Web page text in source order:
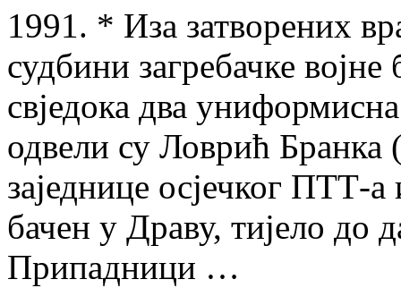
1991. * Иза затворених
судбини загребачке
свједока два
одвели су Ловрић Бранка
заједнице осјечког ПТТ-
бачен у Драву, тијело до
Припадници …